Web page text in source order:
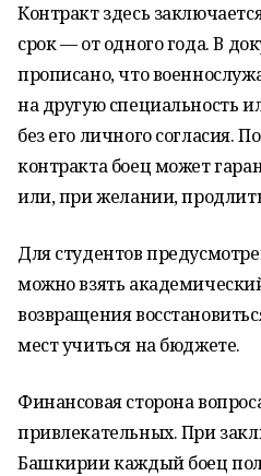
Контракт здесь
срок — от одного года. В
прописано, что
на другую специальность
без его личного согласия.
контракта боец может
или, при желании,
Для студентов
можно взять
возвращения
мест учиться на бюджете.
Финансовая сторона
привлекательных. При
Башкирии каждый боец